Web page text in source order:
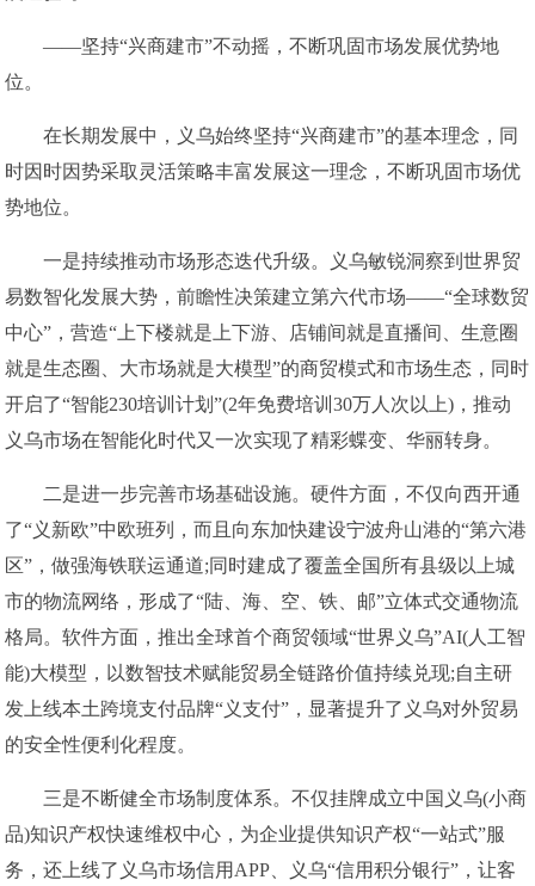
——坚持“兴商建市”不动摇，不断巩固市场发展优势地
位。
在长期发展中，义乌始终坚持“兴商建市”的基本理念，同
时因时因势采取灵活策略丰富发展这一理念，不断巩固市场优
势地位。
一是持续推动市场形态迭代升级。义乌敏锐洞察到世界贸
易数智化发展大势，前瞻性决策建立第六代市场——“全球数贸
中心”，营造“上下楼就是上下游、店铺间就是直播间、生意圈
就是生态圈、大市场就是大模型”的商贸模式和市场生态，同时
开启了“智能230培训计划”(2年免费培训30万人次以上)，推动
义乌市场在智能化时代又一次实现了精彩蝶变、华丽转身。
二是进一步完善市场基础设施。硬件方面，不仅向西开通
了“义新欧”中欧班列，而且向东加快建设宁波舟山港的“第六港
区”，做强海铁联运通道;同时建成了覆盖全国所有县级以上城
市的物流网络，形成了“陆、海、空、铁、邮”立体式交通物流
格局。软件方面，推出全球首个商贸领域“世界义乌”AI(人工智
能)大模型，以数智技术赋能贸易全链路价值持续兑现;自主研
发上线本土跨境支付品牌“义支付”，显著提升了义乌对外贸易
的安全性便利化程度。
三是不断健全市场制度体系。不仅挂牌成立中国义乌(小商
品)知识产权快速维权中心，为企业提供知识产权“一站式”服
务，还上线了义乌市场信用APP、义乌“信用积分银行”，让客